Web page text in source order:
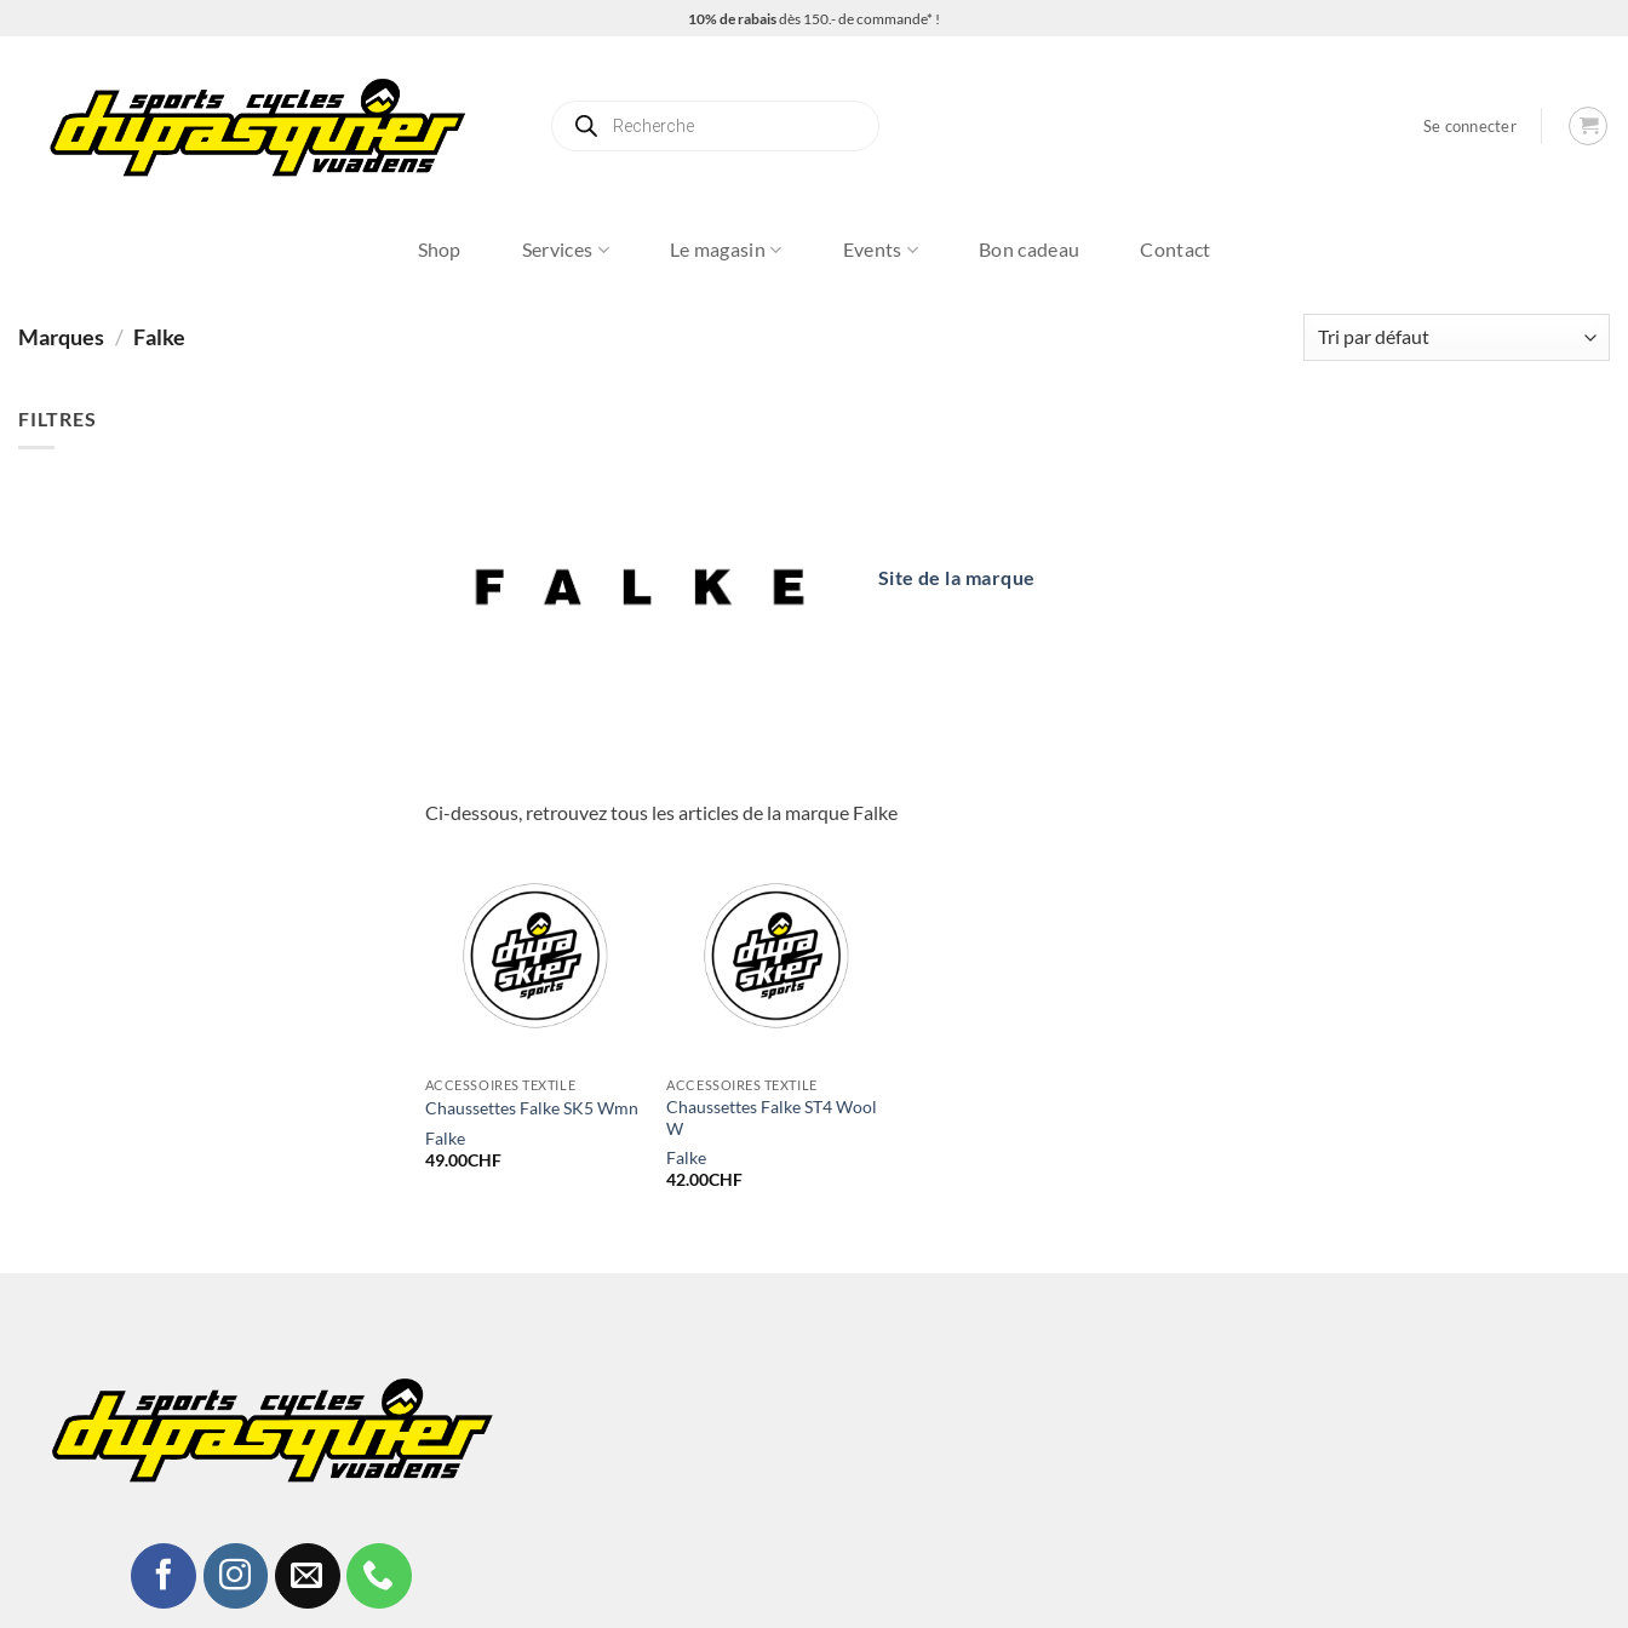
10% de rabaisdès 150.- de commande* !
produits
Se connecter
Shop Services Le magasin Events Bon cadeau Contact
Marques / Falke
FILTRES
Site de la marque
Ci-dessous, retrouvez tous les articles de la marque Falke
ACCESSOIRES TEXTILE
Chaussettes Falke SK5 Wmn
Falke
49.00CHF
ACCESSOIRES TEXTILE
Chaussettes Falke ST4 Wool
W
Falke
42.00CHF